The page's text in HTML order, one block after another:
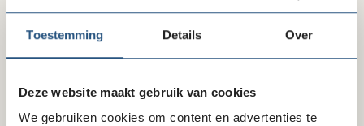
Toestemming Details Over
Deze website maakt gebruik van cookies
We gebruiken cookies om content en advertenties te
Bekijk ook
Over drukkerij MullerXXL Print & Sign